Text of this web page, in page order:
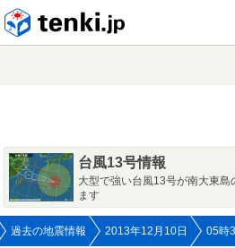
台風13号情報
大型で強い台風13号が南大東
ます
過去の地震情報 2013年12月10日 05時